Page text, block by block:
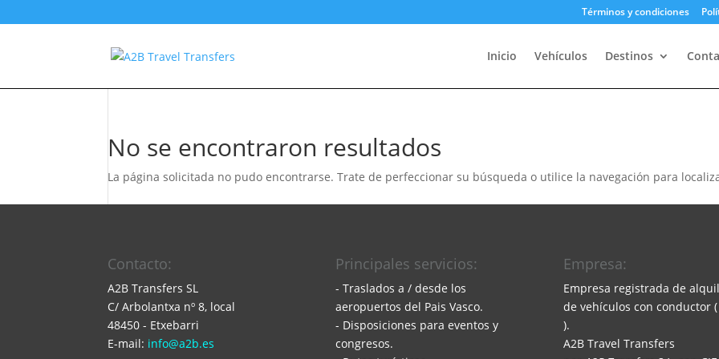
Términos y condiciones
Inicio Vehículos Destinos
No se encontraron resultados
La página solicitada no pudo encontrarse. Trate de perfeccionar su búsqueda o utilice la navegación para
Contacto:
A2B Transfers SL
C/ Arbolantxa nº 8, local
48450 - Etxebarri
E-mail: info@a2b.es
Principales servicios:
- Traslados a / desde los
aeropuertos del Pais Vasco.
- Disposiciones para eventos y
congresos.
Empresa:
Empresa registrada de
de vehículos con conductor (
).
A2B Travel Transfers